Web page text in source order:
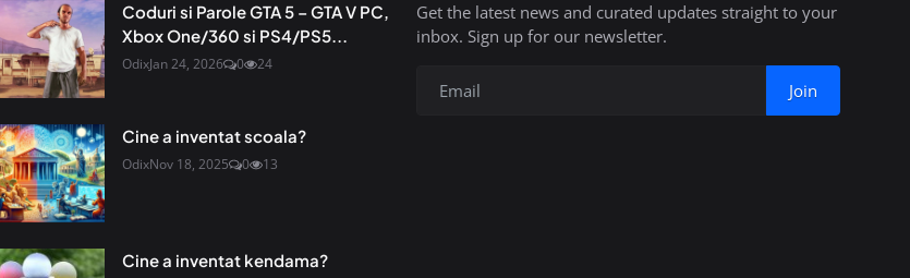
Coduri si Parole GTA 5 – GTA V PC,
Xbox One/360 si PS4/PS5...
OdixJan 24, 2026 0 24
Cine a inventat scoala?
OdixNov 18, 2025 0 13
Cine a inventat kendama?
Get the latest news and curated updates straight to your
inbox. Sign up for our newsletter.
Join